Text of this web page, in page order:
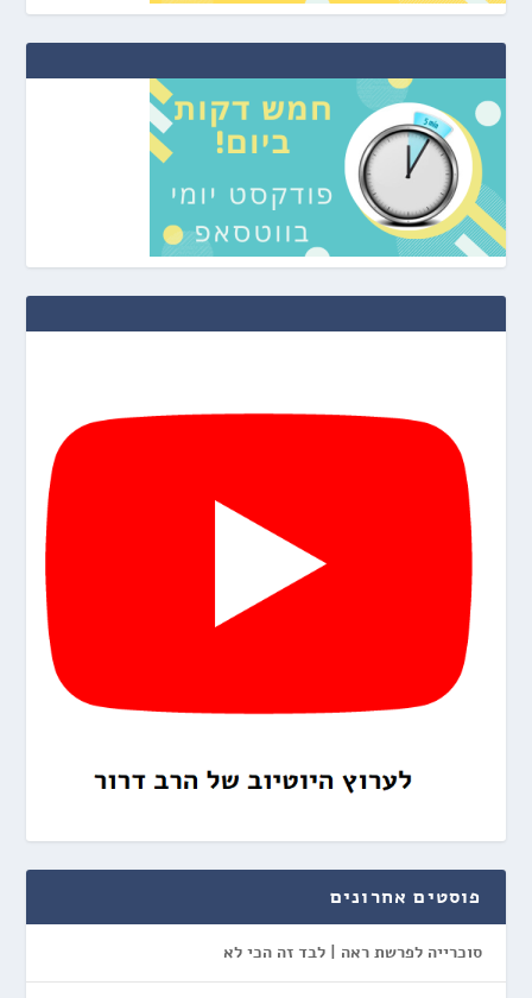
פוסטים אחרונים
סוכרייה לפרשת ראה | לבד זה הכי לא